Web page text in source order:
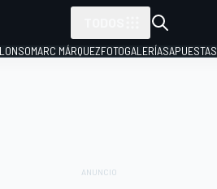
MARC MÁRQUEZFOTOGALERÍASAPUESTAS